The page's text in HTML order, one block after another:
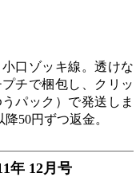
口ゾッキ線。透けな
チで梱包し、クリッ
パック）で発送しま
50円ずつ返金。
年 12月号